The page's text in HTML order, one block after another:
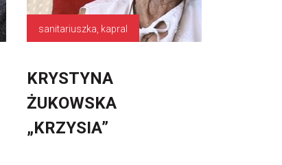
sanitariuszka, kapral
KRYSTYNA
ŻUKOWSKA
„KRZYSIA”